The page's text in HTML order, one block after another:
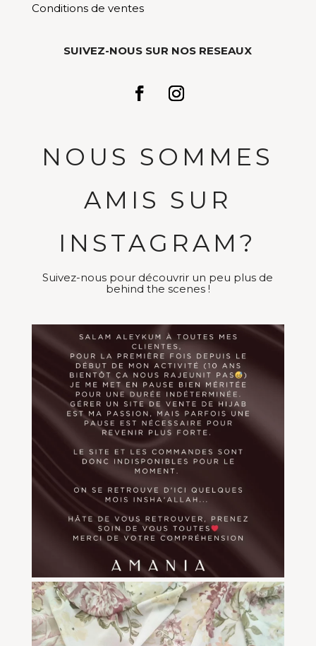
Conditions de ventes
SUIVEZ-NOUS SUR NOS RESEAUX
NOUS SOMMES
AMIS SUR
INSTAGRAM?
Suivez-nous pour découvrir un peu plus de
behind the scenes !